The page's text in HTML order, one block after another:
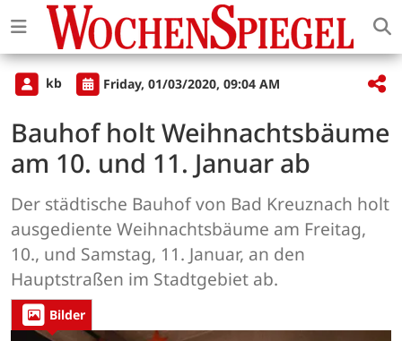
kb Friday, 01/03/2020, 09:04 AM
Bauhof holt Weihnachtsbäume
am 10. und 11. Januar ab
Der städtische Bauhof von Bad Kreuznach holt
ausgediente Weihnachtsbäume am Freitag,
10., und Samstag, 11. Januar, an den
Hauptstraßen im Stadtgebiet ab.
Bilder